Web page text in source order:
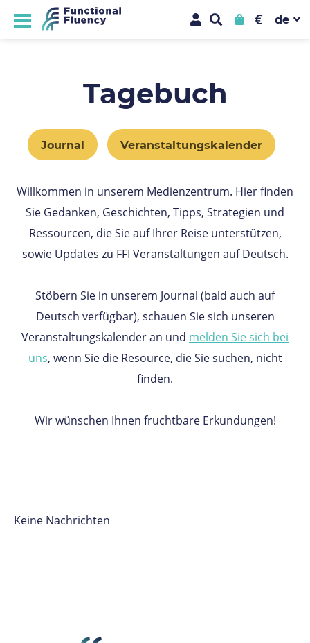
€
Tagebuch
Journal Veranstaltungskalender
Willkommen in unserem Medienzentrum. Hier finden
Sie Gedanken, Geschichten, Tipps, Strategien und
Ressourcen, die Sie auf Ihrer Reise unterstützen,
sowie Updates zu FFI Veranstaltungen auf Deutsch.
Stöbern Sie in unserem Journal (bald auch auf
Deutsch verfügbar), schauen Sie sich unseren
Veranstaltungskalender an und melden Sie sich bei
uns, wenn Sie die Resource, die Sie suchen, nicht
finden.
Wir wünschen Ihnen fruchtbare Erkundungen!
Keine Nachrichten